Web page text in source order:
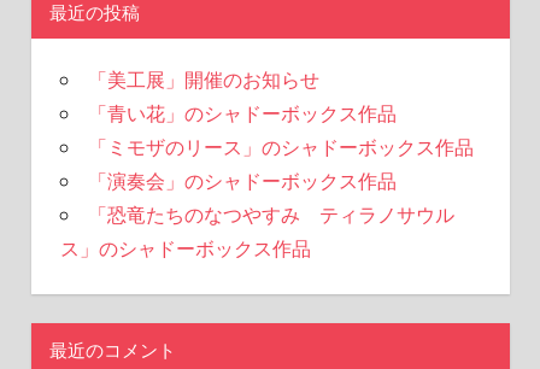
最近の投稿
「美工展」開催のお知らせ
「青い花」のシャドーボックス作品
「ミモザのリース」のシャドーボックス作品
「演奏会」のシャドーボックス作品
「恐竜たちのなつやすみ ティラノサウル
ス」のシャドーボックス作品
最近のコメント